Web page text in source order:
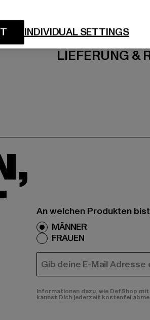
LIEFERUNG &
An welchen Produkten
MÄNNER
FRAUEN
E-MAIL
Informationen dazu, wie DefShop
kannst Dich jederzeit kostenfei
INDIVIDUAL SETTINGS